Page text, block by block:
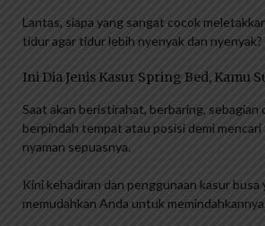
Lantas, siapa yang sangat cocok
tidur agar tidur lebih nyenyak dan nyenyak?
Ini Dia Jenis Kasur Spring Bed, Kamu
Saat akan beristirahat, berbaring, sebagian
berpindah tempat atau posisi demi mencari
nyaman sepuasnya.
Kini kehadiran dan penggunaan kasur busa
memudahkan Anda untuk